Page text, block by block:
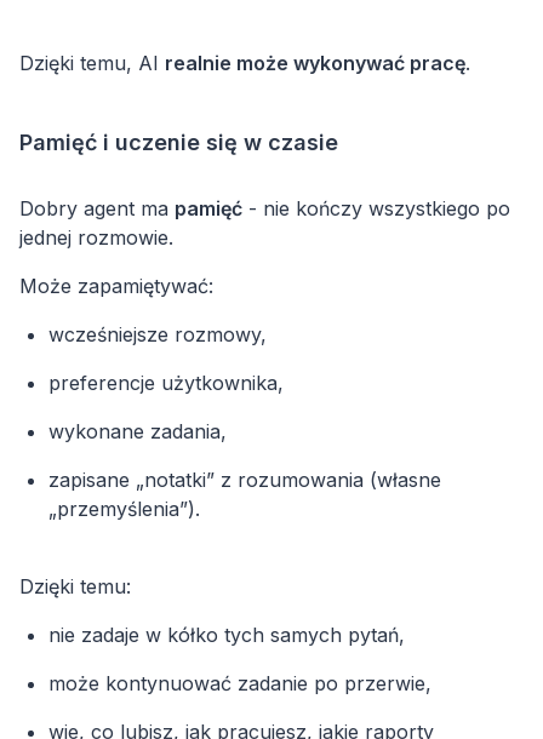
Dzięki temu, AI realnie może wykonywać pracę.
Pamięć i uczenie się w czasie
Dobry agent ma pamięć - nie kończy wszystkiego po
jednej rozmowie.
Może zapamiętywać:
wcześniejsze rozmowy,
preferencje użytkownika,
wykonane zadania,
zapisane „notatki” z rozumowania (własne
„przemyślenia”).
Dzięki temu:
nie zadaje w kółko tych samych pytań,
może kontynuować zadanie po przerwie,
wie, co lubisz, jak pracujesz, jakie raporty